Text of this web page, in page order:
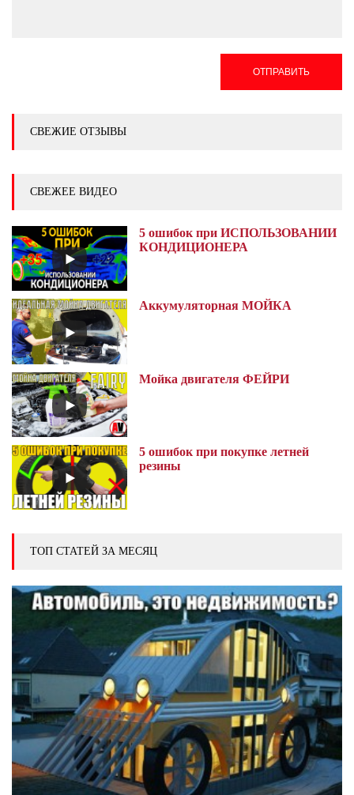
ОТПРАВИТЬ
СВЕЖИЕ ОТЗЫВЫ
СВЕЖЕЕ ВИДЕО
5 ошибок при ИСПОЛЬЗОВАНИИ
КОНДИЦИОНЕРА
Аккумуляторная МОЙКА
Мойка двигателя ФЕЙРИ
5 ошибок при покупке летней
резины
ТОП СТАТЕЙ ЗА МЕСЯЦ